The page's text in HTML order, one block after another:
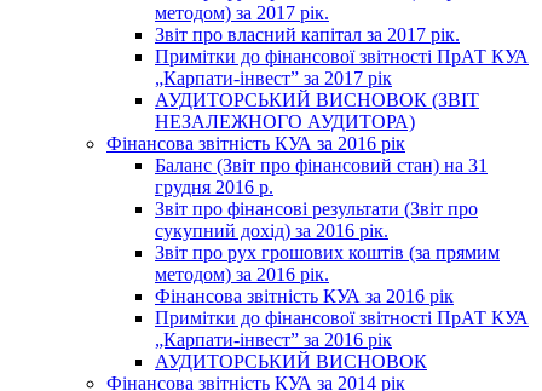
методом) за 2017 рік.
Звіт про власний капітал за 2017 рік.
Примітки до фінансової звітності ПрАТ КУА
„Карпати-інвест” за 2017 рік
АУДИТОРСЬКИЙ ВИСНОВОК (ЗВІТ
НЕЗАЛЕЖНОГО АУДИТОРА)
Фінансова звітність КУА за 2016 рік
Баланс (Звіт про фінансовий стан) на 31
грудня 2016 р.
Звіт про фінансові результати (Звіт про
сукупний дохід) за 2016 рік.
Звіт про рух грошових коштів (за прямим
методом) за 2016 рік.
Фінансова звітність КУА за 2016 рік
Примітки до фінансової звітності ПрАТ КУА
„Карпати-інвест” за 2016 рік
АУДИТОРСЬКИЙ ВИСНОВОК
Фінансова звітність КУА за 2014 рік